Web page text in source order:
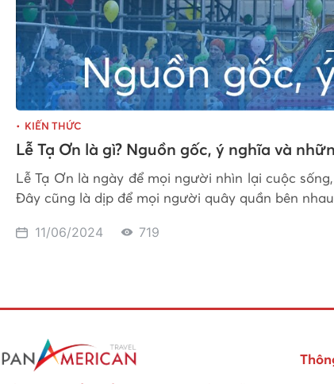
KIẾN THỨC
Lễ Tạ Ơn là gì? Nguồn gốc, ý nghĩa và
Lễ Tạ Ơn là ngày để mọi người nhìn lại cuộc
Đây cũng là dịp để mọi người quây quần bên
11/06/2024 719